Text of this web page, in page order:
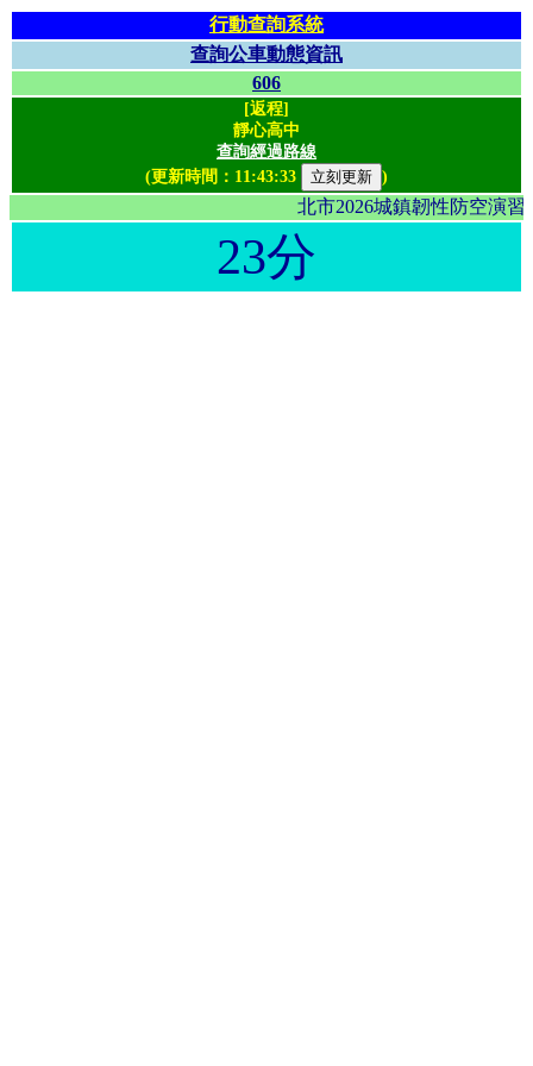
行動查詢系統
查詢公車動態資訊
606
[返程]
靜心高中
查詢經過路線
(更新時間： 11:43:33 )
北市2026城鎮韌性防空
23分